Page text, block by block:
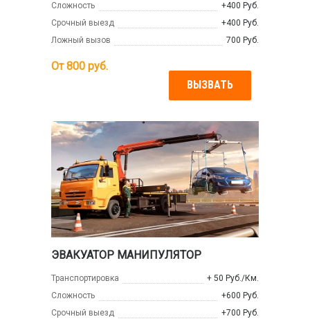
Сложность
+400 Руб.
Срочный выезд
+400 Руб.
Ложный вызов
700 Руб.
От800 руб.
ВЫЗВАТЬ
ЭВАКУАТОР МАНИПУЛЯТОР
Транспортировка
+ 50 Руб./Км.
Сложность
+600 Руб.
Срочный выезд
+700 Руб.